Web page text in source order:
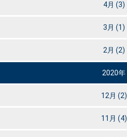
4月 (3)
3月 (1)
2月 (2)
2020年
12月 (2)
11月 (4)